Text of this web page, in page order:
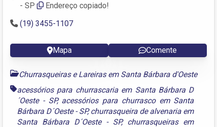
- SP
Endereço copiado!
(19) 3455-1107
Mapa Comente
Churrasqueiras e Lareiras em Santa Bárbara d'Oeste
acessórios para churrascaria em Santa Bárbara D
´Oeste - SP, acessórios para churrasco em Santa
Bárbara D´Oeste - SP,churrasqueira de alvenaria em
Santa Bárbara D´Oeste - SP, churrasqueiras em